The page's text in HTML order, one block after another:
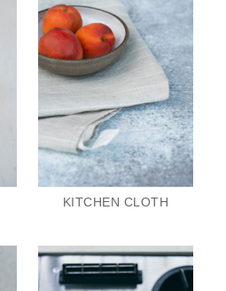
KITCHEN CLOTH